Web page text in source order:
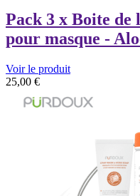
Pack 3 x Boite de
pour masque -
Voir le produit
25,00 €